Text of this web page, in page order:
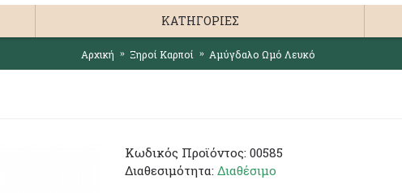
ΚΑΤΗΓΟΡΊΕΣ
Αρχική Ξηροί Καρποί Αμύγδαλο Ωμό Λευκό
Κωδικός Προϊόντος: 00585
Διαθεσιμότητα: Διαθέσιμο